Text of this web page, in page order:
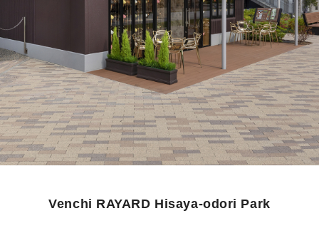
Venchi RAYARD Hisaya-odori Park